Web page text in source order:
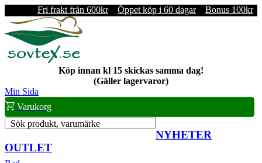
Fri frakt från 600kr Öppet köp i 60 dagar Bonus 100kr
Köp innan kl 15 skickas samma dag!
(Gäller lagervaror)
Min Sida
Varukorg
Sök produkt, varumärke
NYHETER
OUTLET